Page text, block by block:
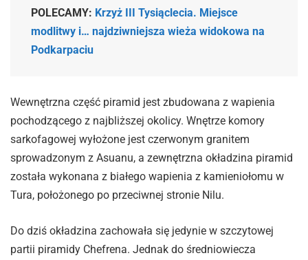
POLECAMY: Krzyż III Tysiąclecia. Miejsce
modlitwy i… najdziwniejsza wieża widokowa na
Podkarpaciu
Wewnętrzna część piramid jest zbudowana z wapienia
pochodzącego z najbliższej okolicy. Wnętrze komory
sarkofagowej wyłożone jest czerwonym granitem
sprowadzonym z Asuanu, a zewnętrzna okładzina piramid
została wykonana z białego wapienia z kamieniołomu w
Tura, położonego po przeciwnej stronie Nilu.
Do dziś okładzina zachowała się jedynie w szczytowej
partii piramidy Chefrena. Jednak do średniowiecza